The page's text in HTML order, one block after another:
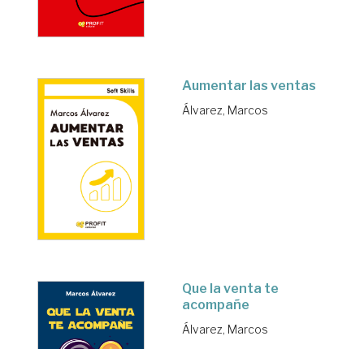
Aumentar las ventas
Álvarez, Marcos
Que la venta te
acompañe
Álvarez, Marcos